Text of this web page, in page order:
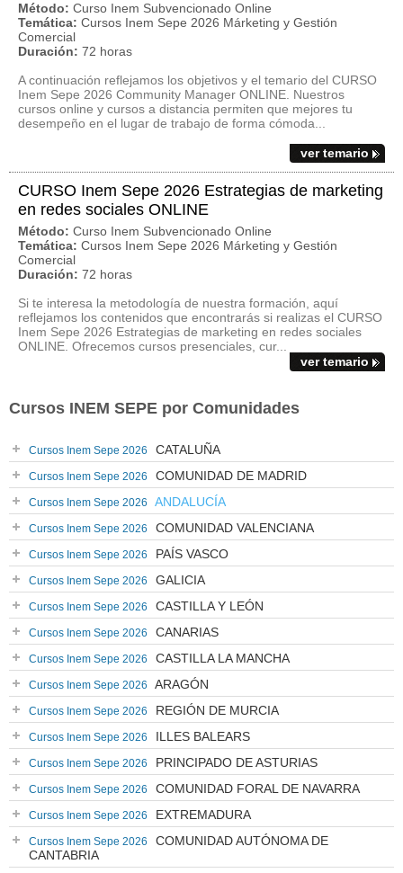
Método: Curso Inem Subvencionado Online
Temática: Cursos Inem Sepe 2026 Márketing y Gestión
Comercial
Duración: 72 horas
A continuación reflejamos los objetivos y el temario del CURSO
Inem Sepe 2026 Community Manager ONLINE. Nuestros
cursos online y cursos a distancia permiten que mejores tu
desempeño en el lugar de trabajo de forma cómoda...
ver temario
CURSO Inem Sepe 2026 Estrategias de marketing
en redes sociales ONLINE
Método: Curso Inem Subvencionado Online
Temática: Cursos Inem Sepe 2026 Márketing y Gestión
Comercial
Duración: 72 horas
Si te interesa la metodología de nuestra formación, aquí
reflejamos los contenidos que encontrarás si realizas el CURSO
Inem Sepe 2026 Estrategias de marketing en redes sociales
ONLINE. Ofrecemos cursos presenciales, cur...
ver temario
Cursos INEM SEPE por Comunidades
Cursos Inem Sepe 2026 CATALUÑA
Cursos Inem Sepe 2026 COMUNIDAD DE MADRID
Cursos Inem Sepe 2026 ANDALUCÍA
Cursos Inem Sepe 2026 COMUNIDAD VALENCIANA
Cursos Inem Sepe 2026 PAÍS VASCO
Cursos Inem Sepe 2026 GALICIA
Cursos Inem Sepe 2026 CASTILLA Y LEÓN
Cursos Inem Sepe 2026 CANARIAS
Cursos Inem Sepe 2026 CASTILLA LA MANCHA
Cursos Inem Sepe 2026 ARAGÓN
Cursos Inem Sepe 2026 REGIÓN DE MURCIA
Cursos Inem Sepe 2026 ILLES BALEARS
Cursos Inem Sepe 2026 PRINCIPADO DE ASTURIAS
Cursos Inem Sepe 2026 COMUNIDAD FORAL DE NAVARRA
Cursos Inem Sepe 2026 EXTREMADURA
Cursos Inem Sepe 2026
COMUNIDAD AUTÓNOMA DE
CANTABRIA